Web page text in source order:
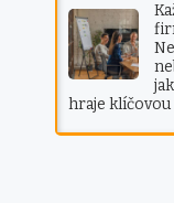
hraje